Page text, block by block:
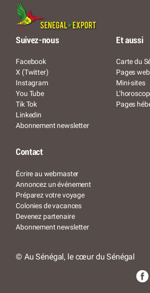
Suivez-nous
Facebook
X (Twitter)
Instagram
You Tube
Tik Tok
Linkedin
Abonnement newsletter
Et aussi
Carte du
Pages web
Mini-sites
Pages
Contact
Écrire au webmaster
Annoncez un événement
Préparez votre voyage
Colonies de vacances
Devenez partenaire
Abonnement newsletter
© Au Sénégal, le cœur du Sénégal